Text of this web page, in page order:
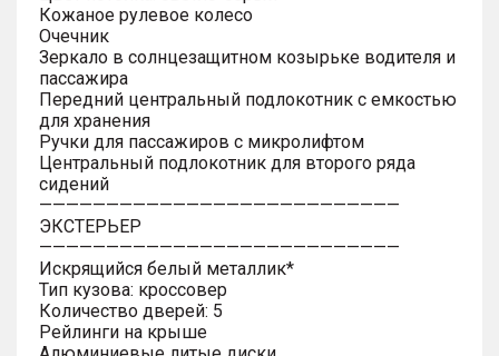
Кожаное рулевое колесо
Очечник
Зеркало в солнцезащитном козырьке водителя и
пассажира
Передний центральный подлокотник с емкостью
для хранения
Ручки для пассажиров с микролифтом
Центральный подлокотник для второго ряда
сидений
———————————————————————————
ЭКСТЕРЬЕР
———————————————————————————
Искрящийся белый металлик*
Тип кузова: кроссовер
Количество дверей: 5
Рейлинги на крыше